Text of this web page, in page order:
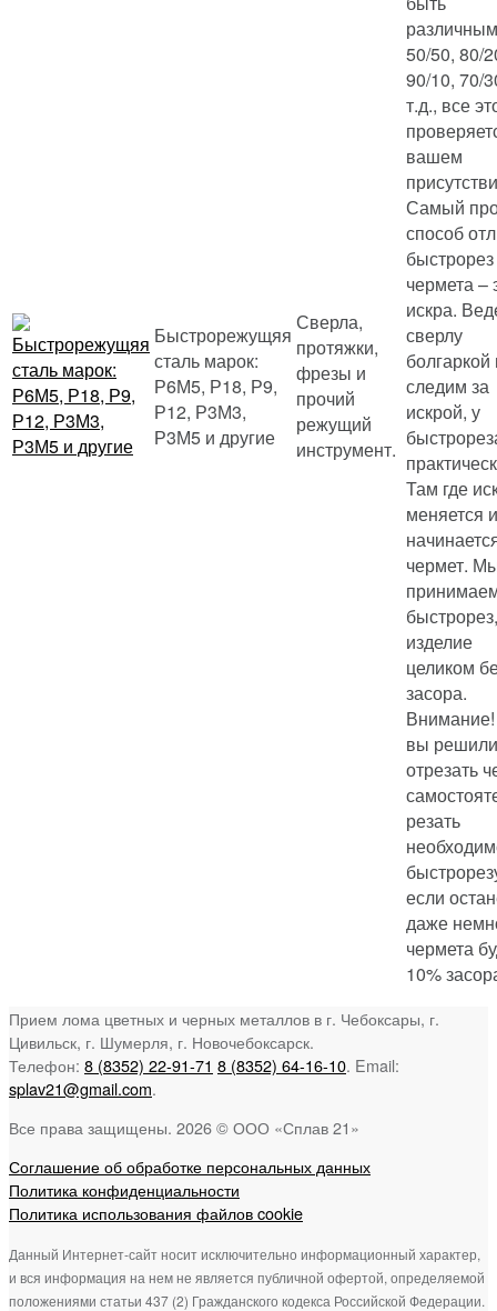
Быстрорежущяя
сталь марок:
Р6М5, Р18, Р9,
Р12, Р3М3,
Р3М5 и другие
Сверла,
протяжки,
фрезы и
прочий
режущий
инструмент.
50/50, 80/
90/10, 70/
т.д., все
вашем
Самый
способ
быстрорез
чермета –
искра.
сверлу
болгаркой
следим за
искрой, у
Там где
меняется и
чермет.
изделие
целиком
засора.
вы решили
отрезать
резать
если
даже
чермета
10%
Прием лома цветных и черных металлов в г. Чебоксары, г.
Цивильск, г. Шумерля, г. Новочебоксарск.
Телефон: 8 (8352) 22-91-71 8 (8352) 64-16-10. Email:
splav21@gmail.com.
Все права защищены. 2026 © ООО «Сплав 21»
Соглашение об обработке персональных данных
Политика конфиденциальности
Политика использования файлов cookie
Данный Интернет-сайт носит исключительно информационный характер,
и вся информация на нем не является публичной офертой, определяемой
положениями статьи 437 (2) Гражданского кодекса Российской Федерации.